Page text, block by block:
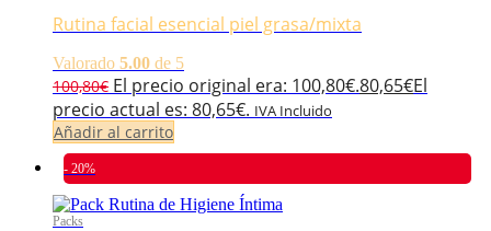
Rutina facial esencial piel grasa/mixta
Valorado 5.00 de 5
100,80€ El precio original era: 100,80€.80,65€El
precio actual es: 80,65€. IVA Incluido
Añadir al carrito
- 20%
Packs